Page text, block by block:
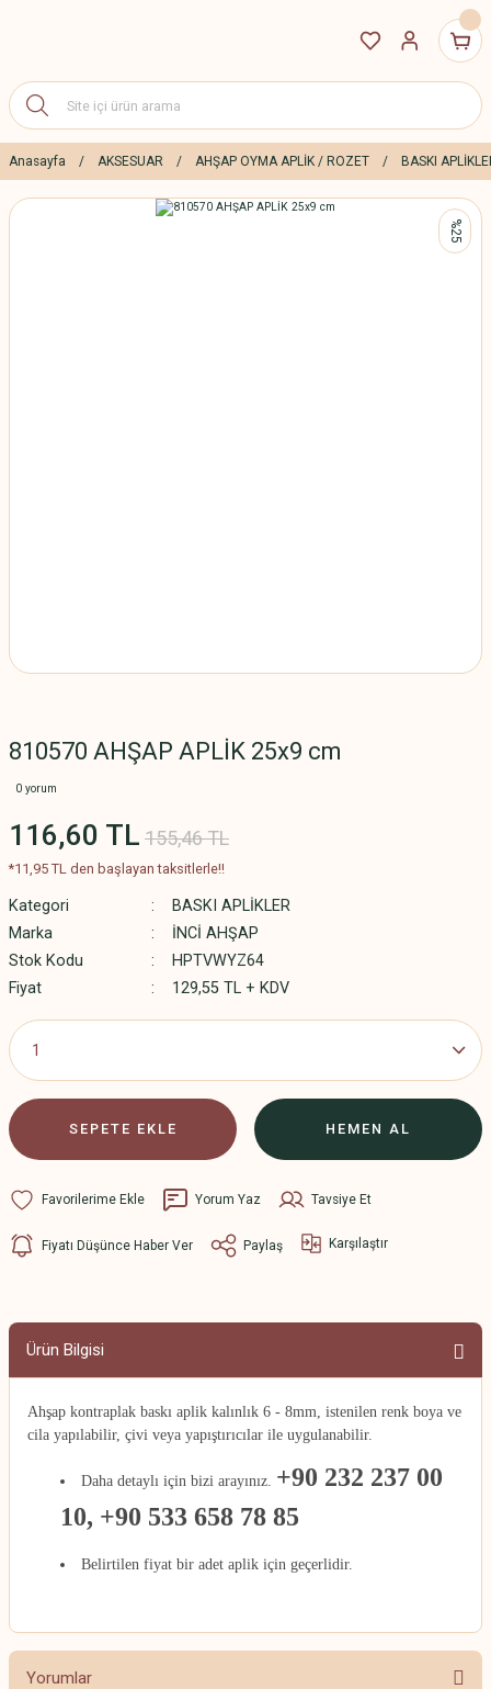
Anasayfa AKSESUAR AHŞAP OYMA APLİK / ROZET BASKI
%25
810570 AHŞAP APLİK 25x9 cm
0 yorum
116,60 TL 155,46 TL
*11,95 TL den başlayan taksitlerle!!
Kategori
BASKI APLİKLER
Marka
İNCİ AHŞAP
Stok Kodu
HPTVWYZ64
Fiyat
129,55 TL + KDV
SEPETE EKLE HEMEN AL
Yorum Yaz Tavsiye Et
Fiyatı Düşünce Haber Ver Paylaş Karşılaştır
Ürün Bilgisi
Ahşap kontraplak baskı aplik kalınlık 6 - 8mm, istenilen renk boya ve
cila yapılabilir, çivi veya yapıştırıcılar ile uygulanabilir.
Daha detaylı için bizi arayınız. +90 232 237 00
10, +90 533 658 78 85
Belirtilen fiyat bir adet aplik için geçerlidir.
Yorumlar